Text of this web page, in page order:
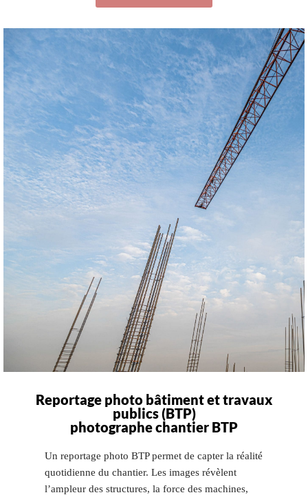
Reportage photo bâtiment et travaux
publics (BTP)
photographe chantier BTP
Un reportage photo BTP permet de capter la réalité
quotidienne du chantier. Les images révèlent
l’ampleur des structures, la force des machines,